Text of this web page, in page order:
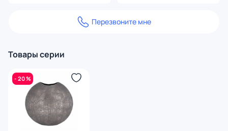
Перезвоните мне
Товары серии
- 20 %